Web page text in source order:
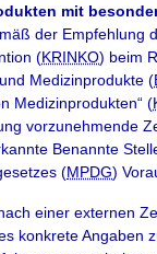
mit
der Empfehlung
(KRINKO) beim
Medizinprodukte (
Medizinprodukten“ (
vorzu­nehmende
Benannte
(MPDG)
einer externen
konkrete Angaben